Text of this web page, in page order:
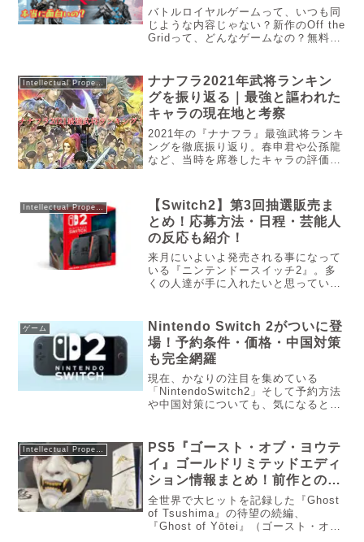
バトルロイヤルゲームって、いつも同
じような内容じゃない？新作のOff the
Gridって、どんなゲームなの？無料で
トルロイヤルゲーム「Off the Grid」
は、最大1...
Intellectual Property
ナナフラ2021年武将ランキン
グを振り返る｜最強と謳われた
キャラの現在地と考察
2021年の『ナナフラ』最強武将ランキ
ングを徹底振り返り。春申君や公孫龍
など、当時を席巻したキャラの評価と
さを再考察します。「あの時、春申君
さえ引けていれば……」と悔しい思...
Intellectual Property
【Switch2】第3回抽選販売ま
とめ！応募方法・日程・芸能人
の反応も紹介！
来月にいよいよ発売される事になって
いる『ニンテンドースイッチ2』。多
くの人達が手に入れたいと思っている
ーストア第3回抽選販売詳細について
まとめつつ、芸能人の反応についても
紹介していきますね。
ゲーム
Nintendo Switch 2がついに登
場！予約条件・価格・中国対策
も完全網羅
現在、かなりの注目を集めている
「NintendoSwitch2」そして予約方法
や中国対策についても、気になると思
予約方法や中国対策について紹介して
いきますね。
Intellectual Property
PS5『ゴースト・オブ・ヨウテ
イ』ゴールドリミテッドエディ
ション情報まとめ！前作との違
いも解説！
全世界で大ヒットを記録した『Ghost
of Tsushima』の待望の続編、
『Ghost of Yōtei』（ゴースト・オ